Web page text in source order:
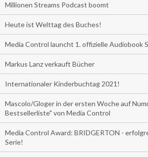
Millionen Streams Podcast boomt
Heute ist Welttag des Buches!
Media Control launcht 1. offizielle Audiobook
Markus Lanz verkauft Bücher
Internationaler Kinderbuchtag 2021!
Mascolo/Gloger in der ersten Woche auf
Bestsellerliste" von Media Control
Media Control Award: BRIDGERTON -
Serie!